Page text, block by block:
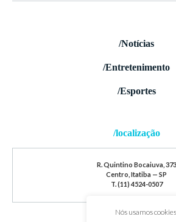
/Notícias
/Entretenimento
/Esportes
/localização
R. Quintino Bocaiuva, 373
Centro, Itatiba — SP
T. (11) 4524-0507
Nós usamos cookies